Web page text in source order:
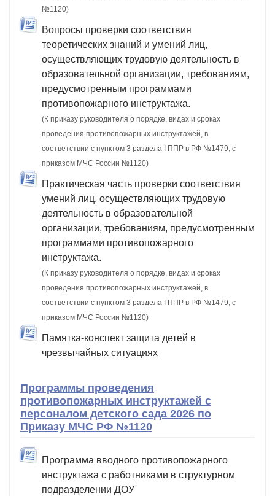
№1120)
Вопросы проверки соответствия
теоретических знаний и умений лиц,
осуществляющих трудовую деятельность в
образовательной организации, требованиям,
предусмотренным программами
противопожарного инструктажа.
(К приказу руководителя о порядке, видах и сроках
проведения противопожарных инструктажей, в
соответствии с пунктом 3 раздела I ППР в РФ №1479, с
приказом МЧС России №1120)
Практическая часть проверки соответствия
умений лиц, осуществляющих трудовую
деятельность в образовательной
организации, требованиям, предусмотренным
программами противопожарного
инструктажа.
(К приказу руководителя о порядке, видах и сроках
проведения противопожарных инструктажей, в
соответствии с пунктом 3 раздела I ППР в РФ №1479, с
приказом МЧС России №1120)
Памятка-конспект защита детей в
чрезвычайных ситуациях
Программы проведения
противопожарных инструктажей с
персоналом детского сада 2026 по
Приказу МЧС РФ №1120
Программа вводного противопожарного
инструктажа с работниками в структурном
подразделении ДОУ